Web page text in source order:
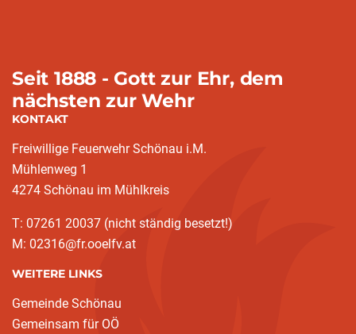
Seit 1888 - Gott zur Ehr, dem
nächsten zur Wehr
KONTAKT
Freiwillige Feuerwehr Schönau i.M.
Mühlenweg 1
4274 Schönau im Mühlkreis
T: 07261 20037 (nicht ständig besetzt!)
M: 02316@fr.ooelfv.at
WEITERE LINKS
Gemeinde Schönau
Gemeinsam für OÖ